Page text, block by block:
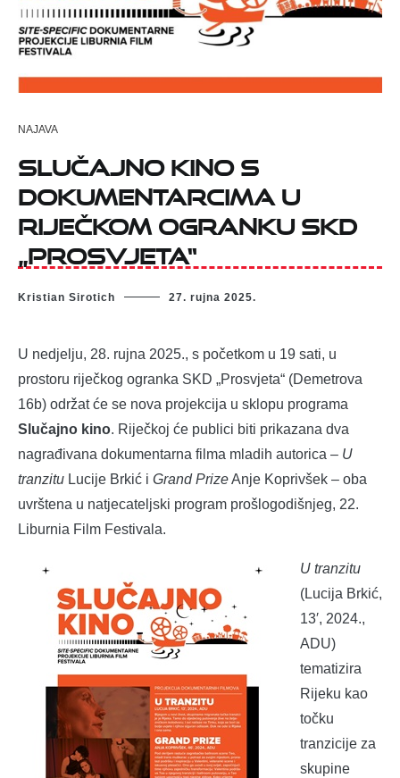
NAJAVA
Slučajno kino s
dokumentarcima u
riječkom ogranku SKD
„Prosvjeta“
Kristian Sirotich 27. rujna 2025.
U nedjelju, 28. rujna 2025., s početkom u 19 sati, u
prostoru riječkog ogranka SKD „Prosvjeta“ (Demetrova
16b) održat će se nova projekcija u sklopu programa
Slučajno kino. Riječkoj će publici biti prikazana dva
nagrađivana dokumentarna filma mladih autorica – U
tranzitu Lucije Brkić i Grand PrizeAnje Koprivšek – oba
uvrštena u natjecateljski program prošlogodišnjeg, 22.
Liburnia Film Festivala.
U tranzitu
(Lucija Brkić,
13′, 2024.,
ADU)
tematizira
Rijeku kao
točku
tranzicije za
skupine